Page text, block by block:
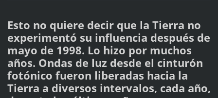
Esto no quiere decir que la Tierra no
experimentó su influencia después de
mayo de 1998. Lo hizo por muchos
años. Ondas de luz desde el cinturón
fotónico fueron liberadas hacia la
Tierra a diversos intervalos, cada año,